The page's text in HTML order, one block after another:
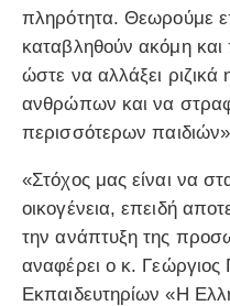
πληρότητα. Θεωρούμε
καταβληθούν ακόμη και
ώστε να αλλάξει
ανθρώπων και να
περισσότερων
«Στόχος μας είναι να
οικογένεια, επειδή
την ανάπτυξη της
αναφέρει ο κ.
Εκπαιδευτηρίων «Η